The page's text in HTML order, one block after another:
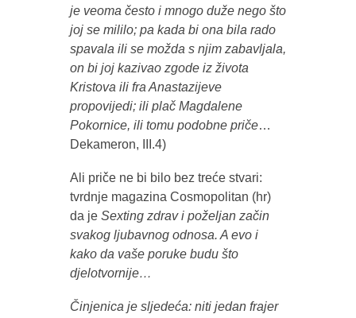
je veoma često i mnogo duže nego što
joj se mililo; pa kada bi ona bila rado
spavala ili se možda s njim zabavljala,
on bi joj kazivao zgode iz života
Kristova ili fra Anastazijeve
propovijedi; ili plač Magdalene
Pokornice, ili tomu podobne priče…
Dekameron, III.4)
Ali priče ne bi bilo bez treće stvari:
tvrdnje magazina Cosmopolitan (hr)
da je Sexting zdrav i poželjan začin
svakog ljubavnog odnosa. A evo i
kako da vaše poruke budu što
djelotvornije…
Činjenica je sljedeća: niti jedan frajer